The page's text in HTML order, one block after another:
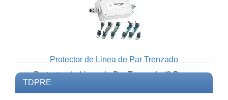
Protector de Linea de Par Trenzado
Protector de Linea de Par Trenzado (2 Pares
para Datos y 2 Pares para56 Vcd). (IX
2H2DC56)Modelo: IX...
TDPRE